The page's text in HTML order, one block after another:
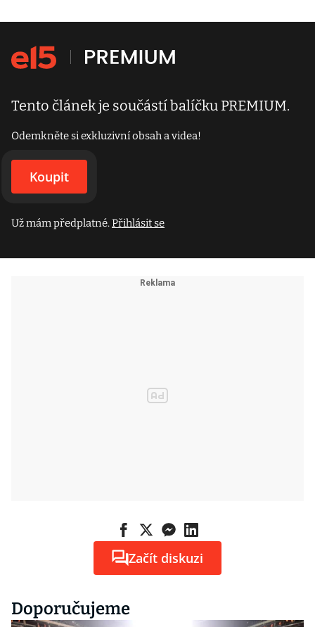
Tento článek je součástí balíčku PREMIUM.
Odemkněte si exkluzivní obsah a videa!
Koupit
Už mám předplatné.Přihlásit se
Začít diskuzi
Doporučujeme